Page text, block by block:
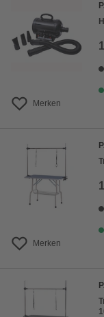
Merken
Merken